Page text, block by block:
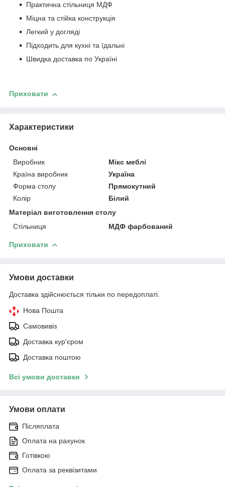
Практична стільниця МДФ
Міцна та стійка конструкція
Легкий у догляді
Підходить для кухні та їдальні
Швидка доставка по Україні
Приховати
Характеристики
Основні
Виробник
Мікс меблі
Країна виробник
Україна
Форма столу
Прямокутний
Колір
Білий
Матеріал виготовлення столу
Стільниця
МДФ фарбований
Приховати
Умови доставки
Доставка здійснюється тільки по передоплаті.
Нова Пошта
Самовивіз
Доставка кур'єром
Доставка поштою
Всі умови доставки
Умови оплати
Післяплата
Оплата на рахунок
Готівкою
Оплата за реквізитами